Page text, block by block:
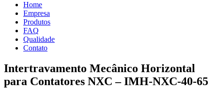
Home
Empresa
Produtos
FAQ
Qualidade
Contato
Intertravamento Mecânico Horizontal
para Contatores NXC – IMH-NXC-40-65